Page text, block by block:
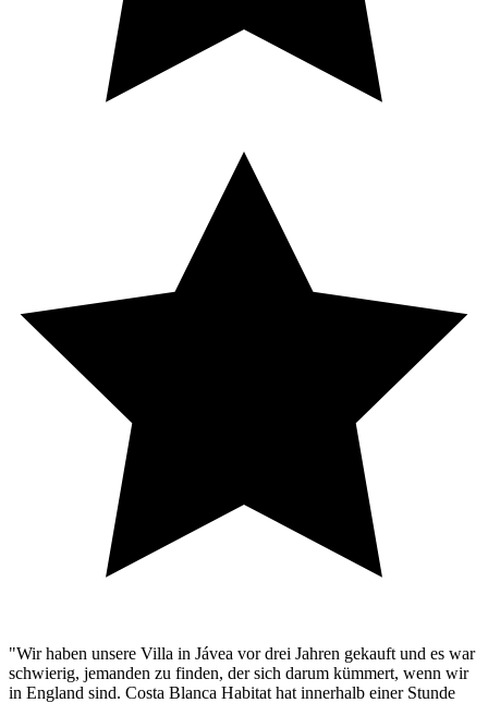
"Wir haben unsere Villa in Jávea vor drei Jahren gekauft und es war
schwierig, jemanden zu finden, der sich darum kümmert, wenn wir
in England sind. Costa Blanca Habitat hat innerhalb einer Stunde